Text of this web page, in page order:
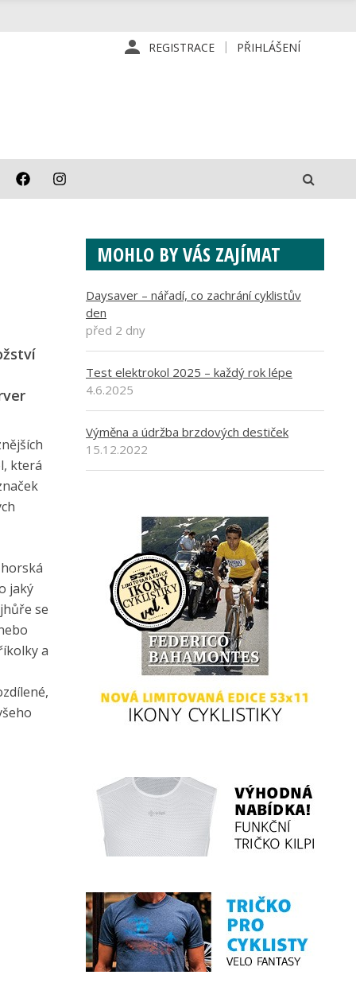
REGISTRACE PŘIHLÁŠENÍ
která
jaký
se
a
MOHLO BY VÁS ZAJÍMAT
Daysaver – nářadí, co zachrání cyklistův
den
před 2 dny
Test elektrokol 2025 – každý rok lépe
4.6.2025
Výměna a údržba brzdových destiček
15.12.2022